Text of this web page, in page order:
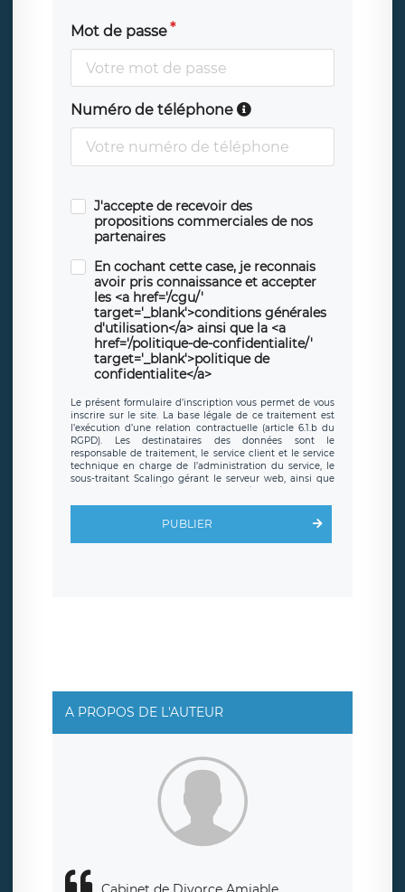
Mot de passe
Numéro de téléphone
J'accepte de recevoir des
propositions commerciales de nos
partenaires
En cochant cette case, je reconnais
avoir pris connaissance et accepter
les <a href='/cgu/'
target='_blank'>conditions générales
d'utilisation</a> ainsi que la <a
href='/politique-de-confidentialite/'
target='_blank'>politique de
confidentialite</a>
Le présent formulaire d’inscription vous permet de vous
inscrire sur le site. La base légale de ce traitement est
l’exécution d’une relation contractuelle (article 6.1.b du
RGPD). Les destinataires des données sont le
responsable de traitement, le service client et le service
technique en charge de l’administration du service, le
sous-traitant Scalingo gérant le serveur web, ainsi que
toute personne légalement autorisée. Le formulaire
d’inscription est hébergé sur un serveur hébergé par
clauses de
protection conformes au RGPD
. Les données collectées
sont conservées jusqu’à ce que l’Internaute en sollicite la
rue Léopold Sédar Senghor, joignable à l’adresse mail :
responsabledetraitement@legavox.fr. Vous avez
également le droit d’introduire une réclamation auprès
d’une autorité de contrôle.
PUBLIER
A PROPOS DE L'AUTEUR